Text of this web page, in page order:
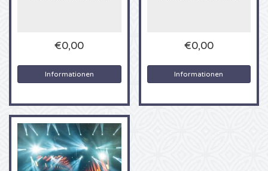
Bruce Springsteen Karten
My Chemical Romance Karten
Rob de Nijs Karten
Danny Vera Karten
U2 Karten
€0,00
Informationen
€0,00
Informationen